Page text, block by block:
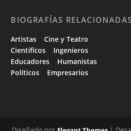
BIOGRAFÍAS RELACIONADAS
Artistas |Cine y Teatro
Científicos
Ingenieros
Educadores
Humanistas
Políticos
Empresarios